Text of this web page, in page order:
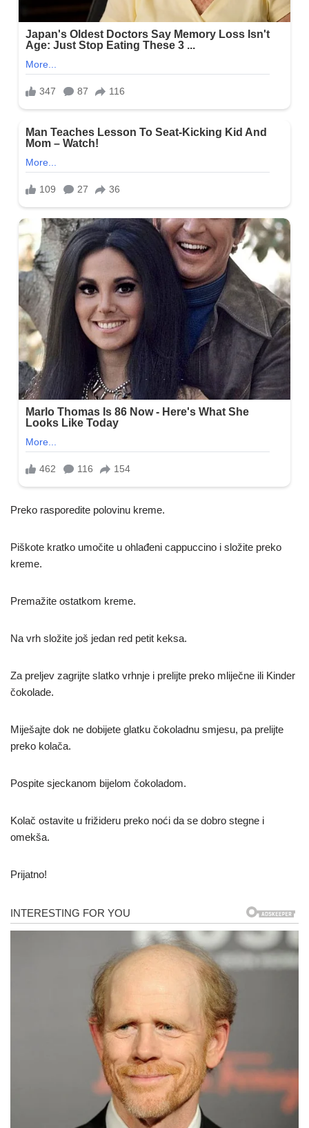
Preko rasporedite polovinu kreme.
Piškote kratko umočite u ohlađeni cappuccino i složite preko
kreme.
Premažite ostatkom kreme.
Na vrh složite još jedan red petit keksa.
Za preljev zagrijte slatko vrhnje i prelijte preko mliječne ili Kinder
čokolade.
Miješajte dok ne dobijete glatku čokoladnu smjesu, pa prelijte
preko kolača.
Pospite sjeckanom bijelom čokoladom.
Kolač ostavite u frižideru preko noći da se dobro stegne i
omekša.
Prijatno!